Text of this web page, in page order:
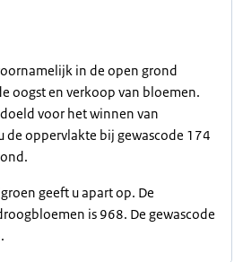
in de open grond
oogst en verkoop van bloemen.
voor het winnen van
de oppervlakte bij gewascode 174
geeft u apart op. De
is 968. De gewascode